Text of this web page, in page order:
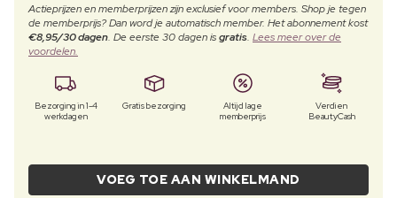
Actieprijzen en memberprijzen zijn exclusief voor members. Shop je tegen
de memberprijs? Dan word je automatisch member. Het abonnement kost
€8,95/30 dagen. De eerste 30 dagen isgratis. Lees meer over de
voordelen.
Bezorging in 1-4
werkdagen
Gratis bezorging
Altijd lage
memberprijs
Verdien
BeautyCash
VOEG TOE AAN WINKELMAND